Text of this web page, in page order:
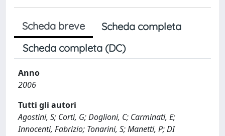
Scheda breve
Scheda completa
Scheda completa (DC)
Anno
2006
Tutti gli autori
Agostini, S; Corti, G; Doglioni, C; Carminati, E;
Innocenti, Fabrizio; Tonarini, S; Manetti, P; DI